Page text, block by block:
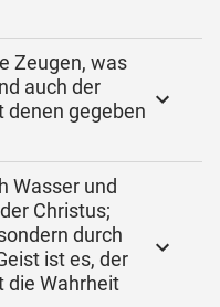
Zeugen, was
auch der
denen gegeben
Wasser und
Christus;
durch
ist es, der
die Wahrheit